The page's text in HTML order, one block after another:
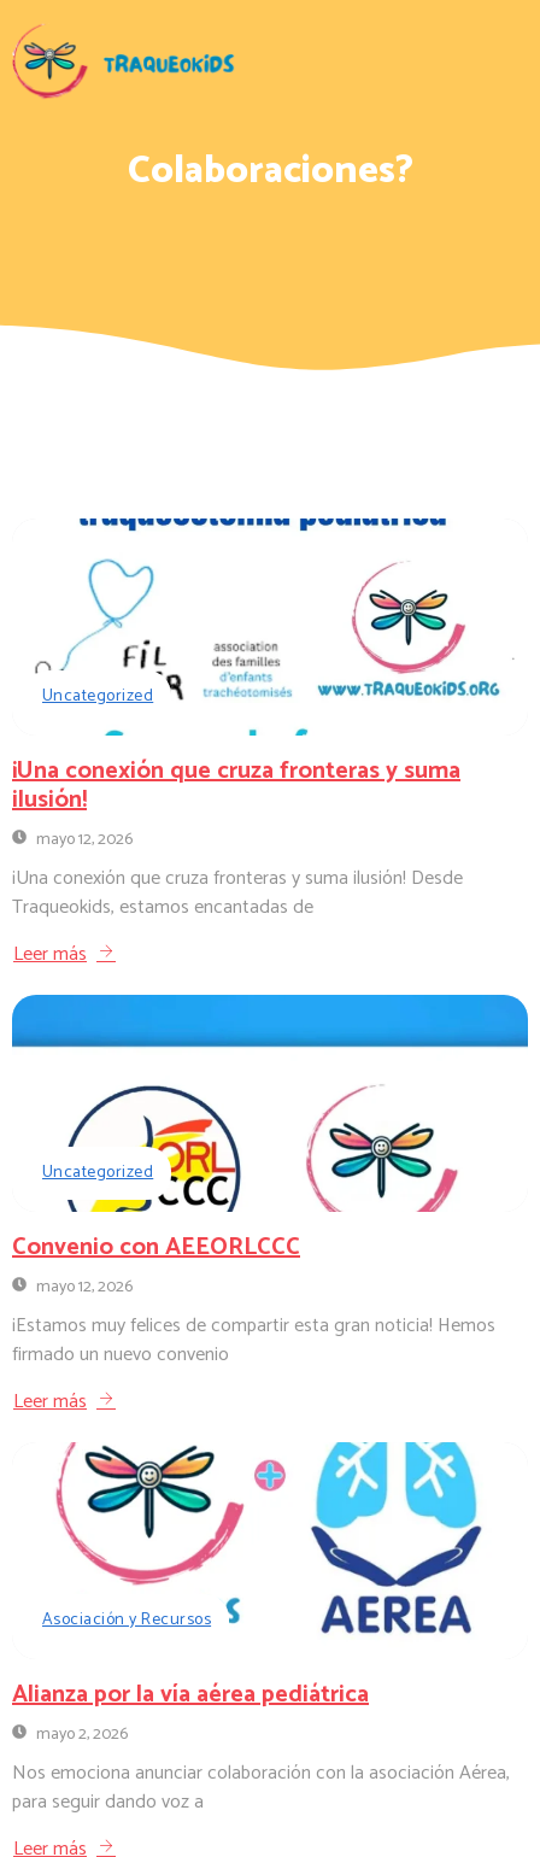
Colaboraciones?
Uncategorized
¡Una conexión que cruza fronteras y suma
ilusión!
mayo 12, 2026
¡Una conexión que cruza fronteras y suma ilusión! Desde
Traqueokids, estamos encantadas de
Leer más
Uncategorized
Convenio con AEEORLCCC
mayo 12, 2026
¡Estamos muy felices de compartir esta gran noticia! Hemos
firmado un nuevo convenio
Leer más
Asociación y Recursos
Alianza por la vía aérea pediátrica
mayo 2, 2026
Nos emociona anunciar colaboración con la asociación Aérea,
para seguir dando voz a
Leer más